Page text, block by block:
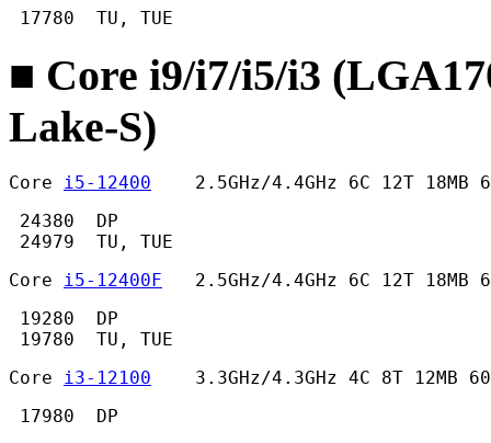
17780  TU, TUE
■ Core i9/i7/i5/i3
Lake-S)
Core i5-12400
2.5GHz/4.4GHz 6C 12T 18MB
24380  DP
24979  TU, TUE
Core i5-12400F
2.5GHz/4.4GHz 6C 12T 18MB
19280  DP
19780  TU, TUE
Core i3-12100
3.3GHz/4.3GHz 4C 8T 12MB
17980  DP